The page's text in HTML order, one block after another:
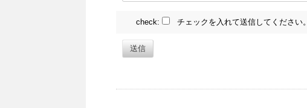
check: チェックを入れて送信してください。
送信